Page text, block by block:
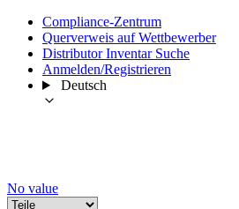
Compliance-Zentrum
Querverweis auf Wettbewerber
Distributor Inventar Suche
Anmelden/Registrieren
Deutsch
No value